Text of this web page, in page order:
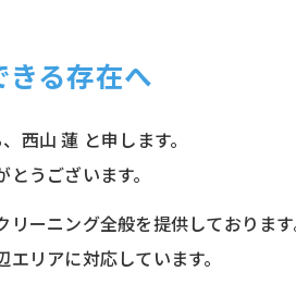
きる存在へ
西山 蓮 と申します。
うございます。
ーニング全般を提供しておりま
リアに対応しています。